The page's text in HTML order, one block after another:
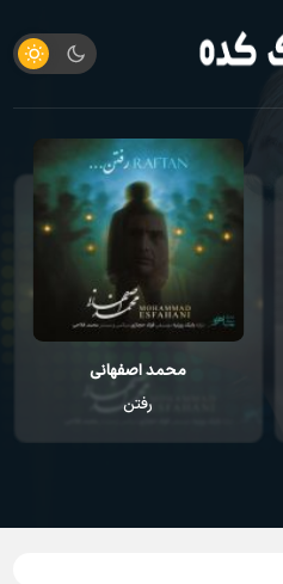
محمد اصفهانی
رفتن